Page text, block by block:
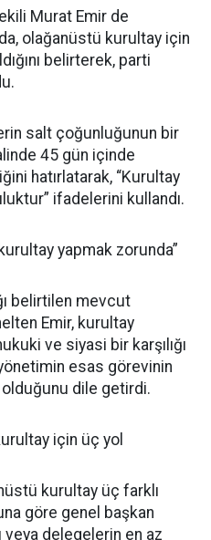
Murat Emir de
olağanüstü kurultay için
belirterek, parti
salt çoğunluğunun bir
45 gün içinde
hatırlatarak, “Kurultay
ifadelerini kullandı.
yapmak zorunda”
belirtilen mevcut
Emir, kurultay
ve siyasi bir karşılığı
yönetimin esas görevinin
dile getirdi.
için üç yol
kurultay üç farklı
göre genel başkan
veya delegelerin en az